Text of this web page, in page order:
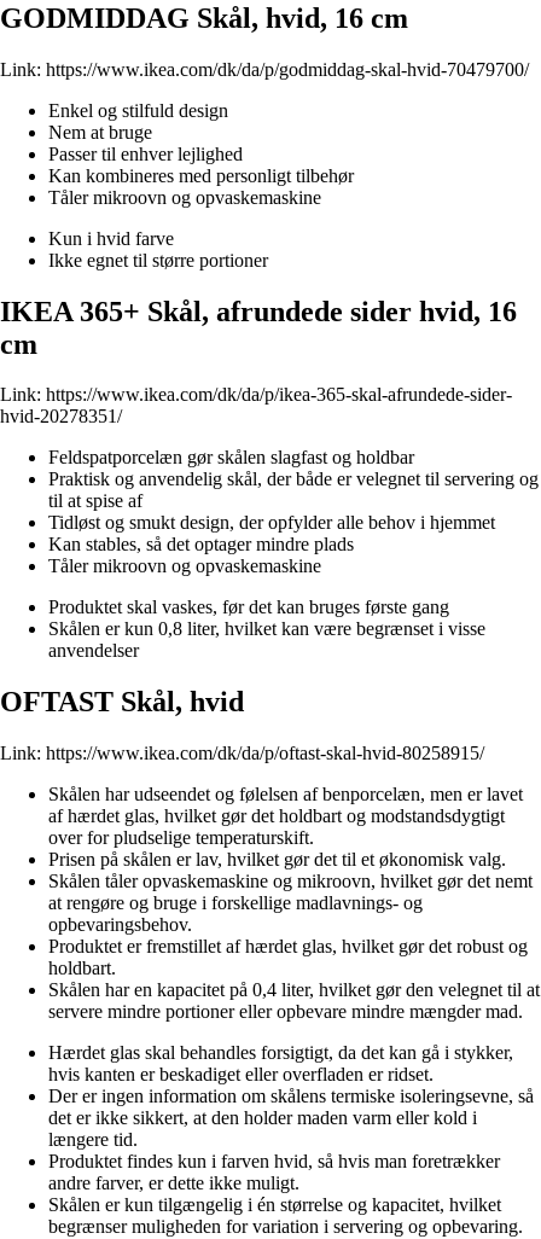
GODMIDDAG Skål, hvid, 16 cm
Link: https://www.ikea.com/dk/da/p/godmiddag-skal-hvid-70479700/
Enkel og stilfuld design
Nem at bruge
Passer til enhver lejlighed
Kan kombineres med personligt tilbehør
Tåler mikroovn og opvaskemaskine
Kun i hvid farve
Ikke egnet til større portioner
IKEA 365+ Skål, afrundede sider hvid, 16
cm
Link: https://www.ikea.com/dk/da/p/ikea-365-skal-afrundede-sider-
hvid-20278351/
Feldspatporcelæn gør skålen slagfast og holdbar
Praktisk og anvendelig skål, der både er velegnet til servering og
til at spise af
Tidløst og smukt design, der opfylder alle behov i hjemmet
Kan stables, så det optager mindre plads
Tåler mikroovn og opvaskemaskine
Produktet skal vaskes, før det kan bruges første gang
Skålen er kun 0,8 liter, hvilket kan være begrænset i visse
anvendelser
OFTAST Skål, hvid
Link: https://www.ikea.com/dk/da/p/oftast-skal-hvid-80258915/
Skålen har udseendet og følelsen af benporcelæn, men er lavet
af hærdet glas, hvilket gør det holdbart og modstandsdygtigt
over for pludselige temperaturskift.
Prisen på skålen er lav, hvilket gør det til et økonomisk valg.
Skålen tåler opvaskemaskine og mikroovn, hvilket gør det nemt
at rengøre og bruge i forskellige madlavnings- og
opbevaringsbehov.
Produktet er fremstillet af hærdet glas, hvilket gør det robust og
holdbart.
Skålen har en kapacitet på 0,4 liter, hvilket gør den velegnet til at
servere mindre portioner eller opbevare mindre mængder mad.
Hærdet glas skal behandles forsigtigt, da det kan gå i stykker,
hvis kanten er beskadiget eller overfladen er ridset.
Der er ingen information om skålens termiske isoleringsevne, så
det er ikke sikkert, at den holder maden varm eller kold i
længere tid.
Produktet findes kun i farven hvid, så hvis man foretrækker
andre farver, er dette ikke muligt.
Skålen er kun tilgængelig i én størrelse og kapacitet, hvilket
begrænser muligheden for variation i servering og opbevaring.